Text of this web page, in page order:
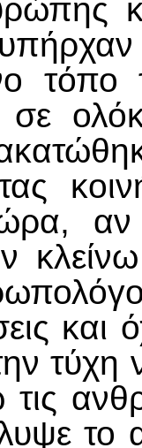
τόπο
αν
και
τις
το